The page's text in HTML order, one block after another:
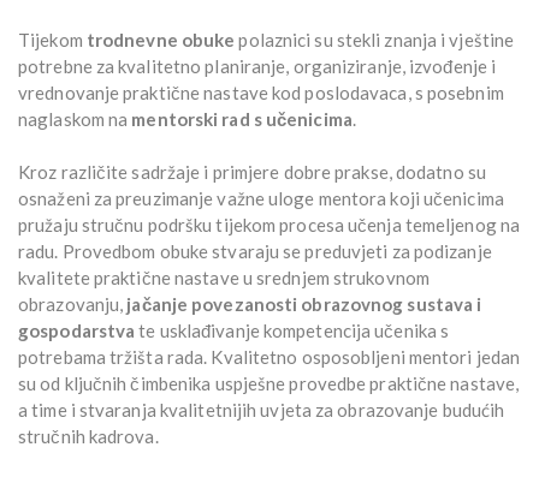
Tijekom trodnevne obuke polaznici su stekli znanja i vještine
potrebne za kvalitetno planiranje, organiziranje, izvođenje i
vrednovanje praktične nastave kod poslodavaca, s posebnim
naglaskom na mentorski rad s učenicima.
Kroz različite sadržaje i primjere dobre prakse, dodatno su
osnaženi za preuzimanje važne uloge mentora koji učenicima
pružaju stručnu podršku tijekom procesa učenja temeljenog na
radu. Provedbom obuke stvaraju se preduvjeti za podizanje
kvalitete praktične nastave u srednjem strukovnom
obrazovanju, jačanje povezanosti obrazovnog sustava i
gospodarstva te usklađivanje kompetencija učenika s
potrebama tržišta rada. Kvalitetno osposobljeni mentori jedan
su od ključnih čimbenika uspješne provedbe praktične nastave,
a time i stvaranja kvalitetnijih uvjeta za obrazovanje budućih
stručnih kadrova.